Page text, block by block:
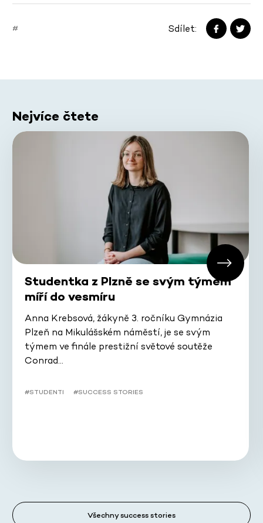
# Sdílet:
Nejvíce čtete
Studentka z Plzně se svým týmem
míří do vesmíru
Anna Krebsová, žákyně 3. ročníku Gymnázia
Plzeň na Mikulášském náměstí, je se svým
týmem ve finále prestižní světové soutěže
Conrad…
#STUDENTI #SUCCESS STORIES
Všechny success stories